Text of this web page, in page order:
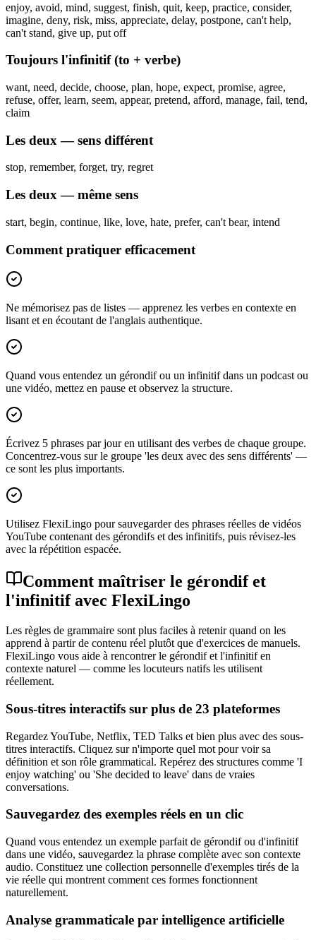
enjoy, avoid, mind, suggest, finish, quit, keep, practice, consider,
imagine, deny, risk, miss, appreciate, delay, postpone, can't help,
can't stand, give up, put off
Toujours l'infinitif (to + verbe)
want, need, decide, choose, plan, hope, expect, promise, agree,
refuse, offer, learn, seem, appear, pretend, afford, manage, fail, tend,
claim
Les deux — sens différent
stop, remember, forget, try, regret
Les deux — même sens
start, begin, continue, like, love, hate, prefer, can't bear, intend
Comment pratiquer efficacement
Ne mémorisez pas de listes — apprenez les verbes en contexte en
lisant et en écoutant de l'anglais authentique.
Quand vous entendez un gérondif ou un infinitif dans un podcast ou
une vidéo, mettez en pause et observez la structure.
Écrivez 5 phrases par jour en utilisant des verbes de chaque groupe.
Concentrez-vous sur le groupe 'les deux avec des sens différents' —
ce sont les plus importants.
Utilisez FlexiLingo pour sauvegarder des phrases réelles de vidéos
YouTube contenant des gérondifs et des infinitifs, puis révisez-les
avec la répétition espacée.
Comment maîtriser le gérondif et
l'infinitif avec FlexiLingo
Les règles de grammaire sont plus faciles à retenir quand on les
apprend à partir de contenu réel plutôt que d'exercices de manuels.
FlexiLingo vous aide à rencontrer le gérondif et l'infinitif en
contexte naturel — comme les locuteurs natifs les utilisent
réellement.
Sous-titres interactifs sur plus de 23 plateformes
Regardez YouTube, Netflix, TED Talks et bien plus avec des sous-
titres interactifs. Cliquez sur n'importe quel mot pour voir sa
définition et son rôle grammatical. Repérez des structures comme 'I
enjoy watching' ou 'She decided to leave' dans de vraies
conversations.
Sauvegardez des exemples réels en un clic
Quand vous entendez un exemple parfait de gérondif ou d'infinitif
dans une vidéo, sauvegardez la phrase complète avec son contexte
audio. Constituez une collection personnelle d'exemples tirés de la
vie réelle qui montrent comment ces formes fonctionnent
naturellement.
Analyse grammaticale par intelligence artificielle